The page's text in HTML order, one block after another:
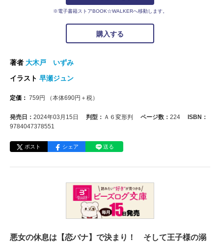
※電子書籍ストアBOOK☆WALKERへ移動します。
購入する
著者 大木戸 いずみ
イラスト 早瀬ジュン
定価： 759 円 （本体690円＋税）
発売日： 2024年03月15日 判型： Ａ６変形判 ページ数： 224
ISBN：
9784047378551
ポスト シェア 送る
悪女の休息は【恋バナ】で決まり！ そして王子様の溺